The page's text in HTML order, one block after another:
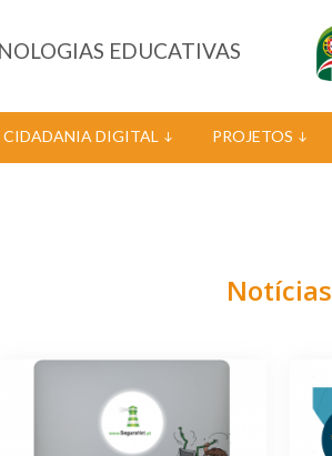
EDUCATIVAS
CIDADANIA DIGITAL PROJETOS
Notícias